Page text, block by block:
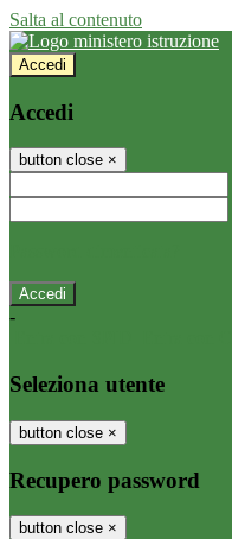
Salta al contenuto
Accedi
Accedi
button close ×
-
Seleziona utente
button close ×
Recupero password
button close ×